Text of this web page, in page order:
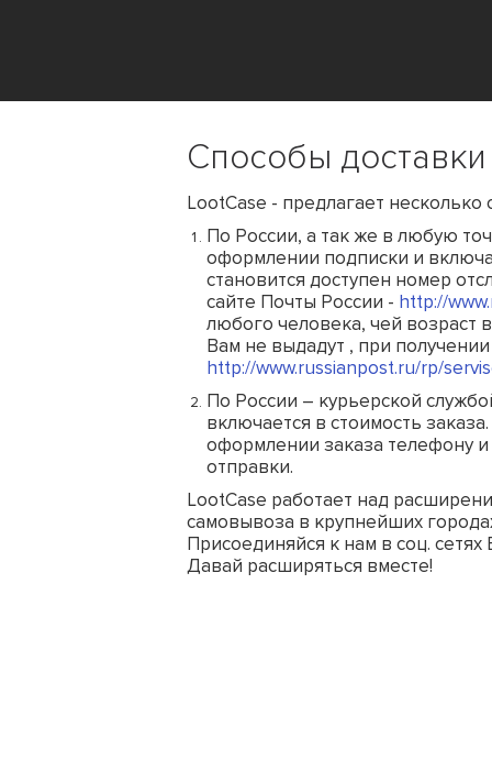
Способы доставки
LootCase - предлагает несколько
По России, а так же в любую
оформлении подписки и
становится доступен номер
сайте Почты России - http://
любого человека, чей возраст
Вам не выдадут , при
http://www.russianpost.ru/rp/
По России – курьерской
включается в стоимость
оформлении заказа телефону и
отправки.
LootCase работает над
самовывоза в крупнейших
Присоединяйся к нам в соц.
Давай расширяться вместе!